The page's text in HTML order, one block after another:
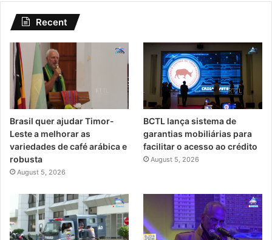
Recent
Brasil quer ajudar Timor-
Leste a melhorar as
variedades de café arábica e
robusta
August 5, 2026
BCTL lança sistema de
garantias mobiliárias para
facilitar o acesso ao crédito
August 5, 2026